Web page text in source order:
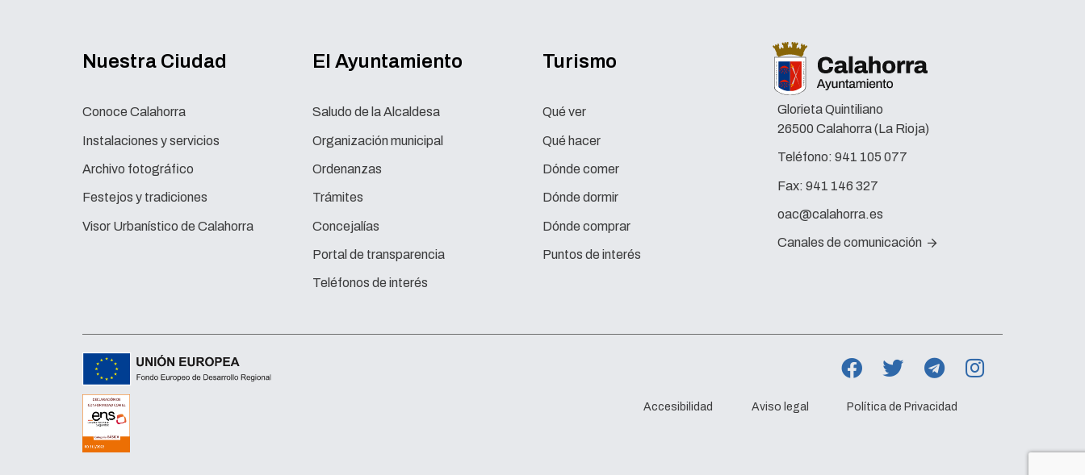
Nuestra Ciudad
Conoce Calahorra
Instalaciones y servicios
Archivo fotográfico
Festejos y tradiciones
Visor Urbanístico de Calahorra
El Ayuntamiento
Saludo de la Alcaldesa
Organización municipal
Ordenanzas
Trámites
Concejalías
Portal de transparencia
Teléfonos de interés
Turismo
Qué ver
Qué hacer
Dónde comer
Dónde dormir
Dónde comprar
Puntos de interés
Glorieta Quintiliano
26500 Calahorra (La Rioja)
Teléfono: 941 105 077
Fax: 941 146 327
oac@calahorra.es
Canales de comunicación
Accesibilidad Aviso legal Política de Privacidad